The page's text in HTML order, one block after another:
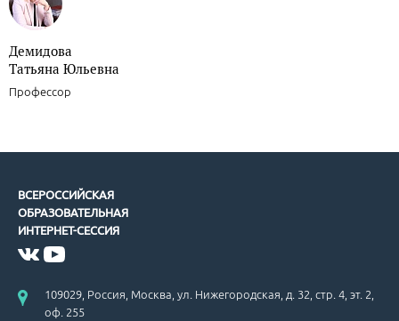
Демидова
Татьяна Юльевна
Профессор
ВСЕРОССИЙСКАЯ
ОБРАЗОВАТЕЛЬНАЯ
ИНТЕРНЕТ-СЕССИЯ
109029, Россия, Москва, ул. Нижегородская, д. 32, стр. 4, эт. 2,
оф. 255